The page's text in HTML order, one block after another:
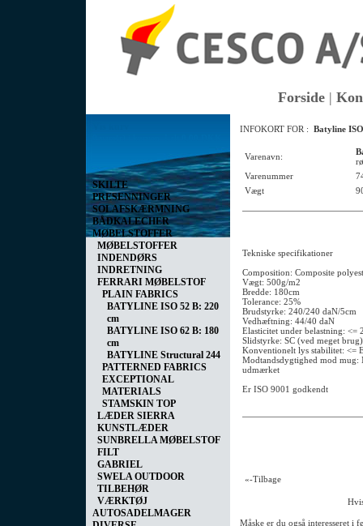
Forside |
SKILTE
PRESENNINGER
SOLAFSKÆRMNING
BÅDKALECHER
MØBELSTOFFER
MØBELSTOFFER
INDENDØRS
INDRETNING
FERRARI MØBELSTOF
PLAIN FABRICS
BATYLINE ISO 52 B: 220
cm
BATYLINE ISO 62 B: 180
cm
BATYLINE Structural 244
PATTERNED FABRICS
EXCEPTIONAL
MATERIALS
STAMSKIN TOP
LÆDER SIERRA
KUNSTLÆDER
SUNBRELLA MØBELSTOF
FILT
GABRIEL
SWELA OUTDOOR
TILBEHØR
VÆRKTØJ
AUTOSADELMAGER
INFOKORT FOR : Batyline ISO
Varenavn:
Varenummer
Vægt
Tekniske specifikationer
Composition: Composite
Vægt: 500g/m2
Bredde: 180cm
Tolerance: 25%
Brudstyrke: 240/240 daN/5cm
Vedhæftning: 44/40 daN
Elasticitet under belastning: <=
Slidstyrke: SC (ved meget brug)
Konventionelt lys stabilitet: <=
Modtandsdygtighed mod mug:
udmærket
Er ISO 9001 godkendt
«-Tilbage
Måske er du også interesseret i